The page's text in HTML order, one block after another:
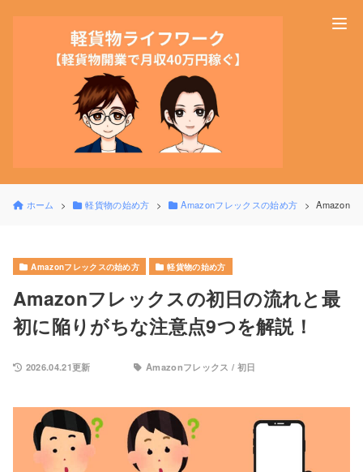
ホーム 軽貨物の始め方 Amazonフレックスの始め方 Amazonフ
Amazonフレックスの始め方 軽貨物の始め方
Amazonフレックスの初日の流れと最
初に陥りがちな注意点9つを解説！
2026.04.21更新 Amazonフレックス / 初日